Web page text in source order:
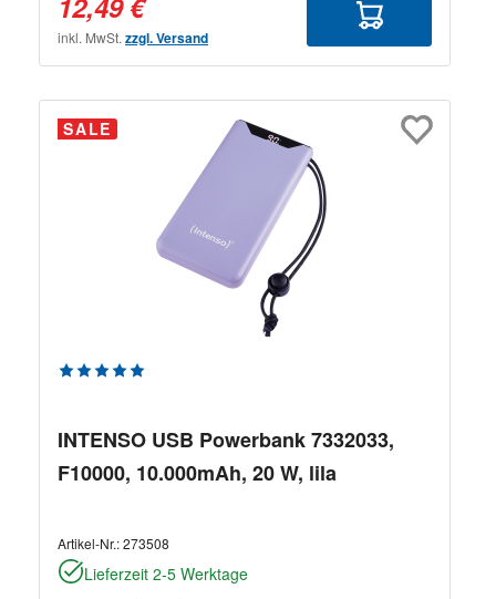
inkl. MwSt. zzgl. Versand
SALE
Durchschnittliche Bewertung von 5 von 5 Sternen
INTENSO USB Powerbank 7332033,
F10000, 10.000mAh, 20 W, lila
Artikel-Nr.:273508
Lieferzeit 2-5 Werktage